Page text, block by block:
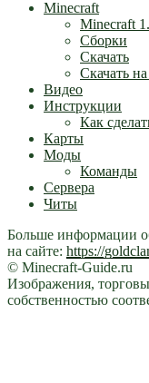
Minecraft
Minecraft
Сборки
Скачать
Скачать
Видео
Инструкции
Как
Карты
Моды
Команды
Сервера
Читы
Больше информации
на сайте: https://
© Minecraft-Guide.ru
Изображения,
собственностью